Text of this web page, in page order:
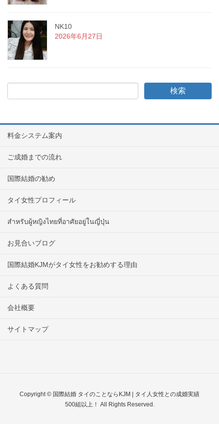
NK10
2026年6月27日
料金システム案内
ご成婚までの流れ
国際結婚の勧め
タイ女性プロフィール
สำหรับผู้หญิงไทยที่อาศัยอยู่ในญี่ปุ่น
お見合いブログ
国際結婚KJMがタイ女性をお勧めする理由
よくある質問
会社概要
サイトマップ
Copyright © 国際結婚 タイのことならKJM | タイ人女性との成婚実績
500組以上！ All Rights Reserved.